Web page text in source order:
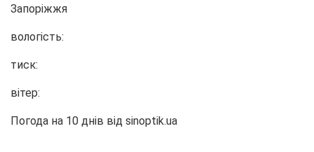
Запоріжжя
вологість:
тиск:
вітер:
Погода на 10 днів від sinoptik.ua